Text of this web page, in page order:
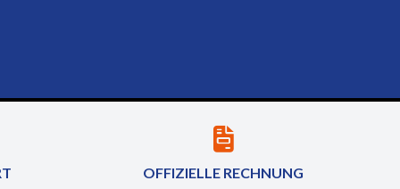
OFFIZIELLE RECHNUNG